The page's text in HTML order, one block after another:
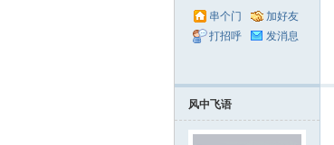
串个门
加好友
打招呼
发消息
风中飞语